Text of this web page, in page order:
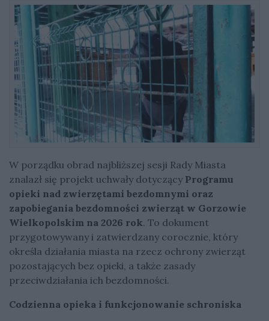
W porządku obrad najbliższej sesji Rady Miasta
znalazł się projekt uchwały dotyczący Programu
opieki nad zwierzętami bezdomnymi oraz
zapobiegania bezdomności zwierząt w Gorzowie
Wielkopolskim na 2026 rok. To dokument
przygotowywany i zatwierdzany corocznie, który
określa działania miasta na rzecz ochrony zwierząt
pozostających bez opieki, a także zasady
przeciwdziałania ich bezdomności.
Codzienna opieka i funkcjonowanie schroniska